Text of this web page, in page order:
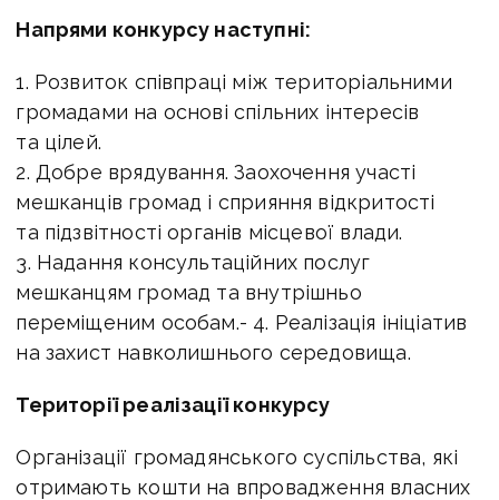
Напрями конкурсу наступні:
1. Розвиток співпраці між територіальними
громадами на основі спільних інтересів
та цілей.
2. Добре врядування. Заохочення участі
мешканців громад і сприяння відкритості
та підзвітності органів місцевої влади.
3. Надання консультаційних послуг
мешканцям громад та внутрішньо
переміщеним особам.- 4. Реалізація ініціатив
на захист навколишнього середовища.
Території реалізації конкурсу
Організації громадянського суспільства, які
отримають кошти на впровадження власних